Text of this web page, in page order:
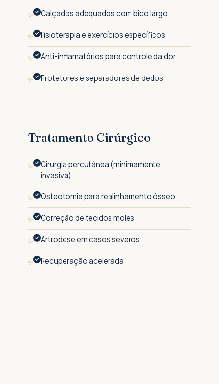
Calçados adequados com bico largo
Fisioterapia e exercícios específicos
Anti-inflamatórios para controle da dor
Protetores e separadores de dedos
Tratamento Cirúrgico
Cirurgia percutânea (minimamente
invasiva)
Osteotomia para realinhamento ósseo
Correção de tecidos moles
Artrodese em casos severos
Recuperação acelerada